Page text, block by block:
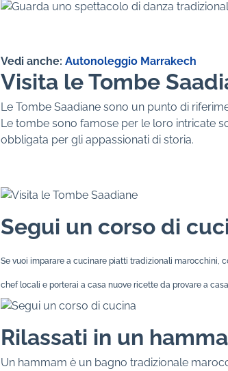
Vedi anche: Autonoleggio Marrakech
Visita le Tombe
Le Tombe Saadiane sono un punto di
Le tombe sono famose per le loro intricate
obbligata per gli appassionati di storia.
Segui un corso di
Se vuoi imparare a cucinare piatti tradizionali marocchini,
chef locali e porterai a casa nuove ricette da provare a
Rilassati in un
Un hammam è un bagno tradizionale